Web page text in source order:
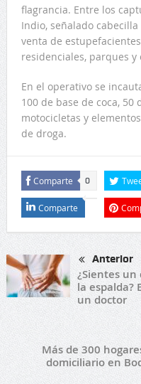
flagrancia. Entre los
Indio, señalado
venta de
residenciales, parques
En el operativo se
100 de base de coca, 50
motocicletas y
de droga.
Comparte 0
Comparte
Anterior
¿Sientes
la espalda?
un doctor
Más de 300
domiciliario en